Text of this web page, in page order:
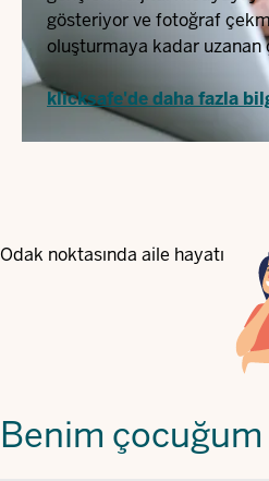
gösteriyor ve fotoğraf
oluşturmaya kadar uzanan
klicksafe'de daha fazla
Odak noktasında aile hayatı
Benim çocuğum